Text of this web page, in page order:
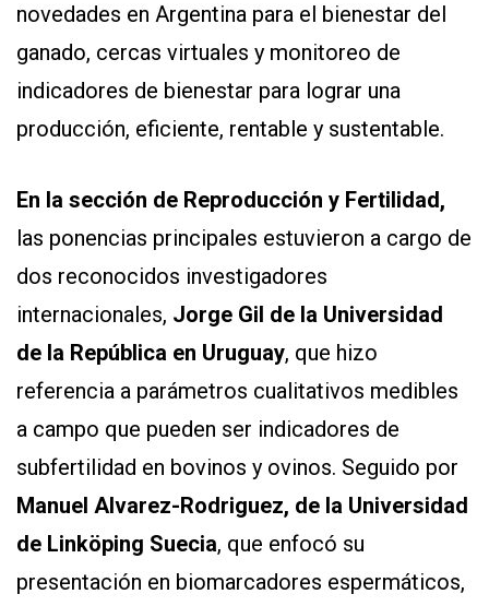
novedades en Argentina para el bienestar del
ganado, cercas virtuales y monitoreo de
indicadores de bienestar para lograr una
producción, eficiente, rentable y sustentable.
En la sección de Reproducción y Fertilidad,
las ponencias principales estuvieron a cargo de
dos reconocidos investigadores
internacionales, Jorge Gil de la Universidad
de la República en Uruguay, que hizo
referencia a parámetros cualitativos medibles
a campo que pueden ser indicadores de
subfertilidad en bovinos y ovinos. Seguido por
Manuel Alvarez-Rodriguez, de la Universidad
de Linköping Suecia, que enfocó su
presentación en biomarcadores espermáticos,